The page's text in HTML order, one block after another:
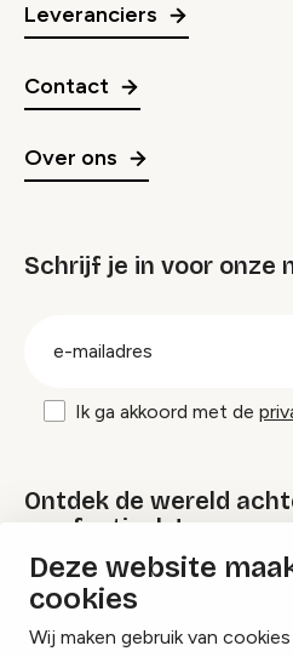
Deze website
cookies
Wij maken gebruik van
Leveranciers
Contact
Over ons
Schrijf je in voor onze
Ik ga akkoord met de
Ontdek de wereld
van festivals!
Lees onze